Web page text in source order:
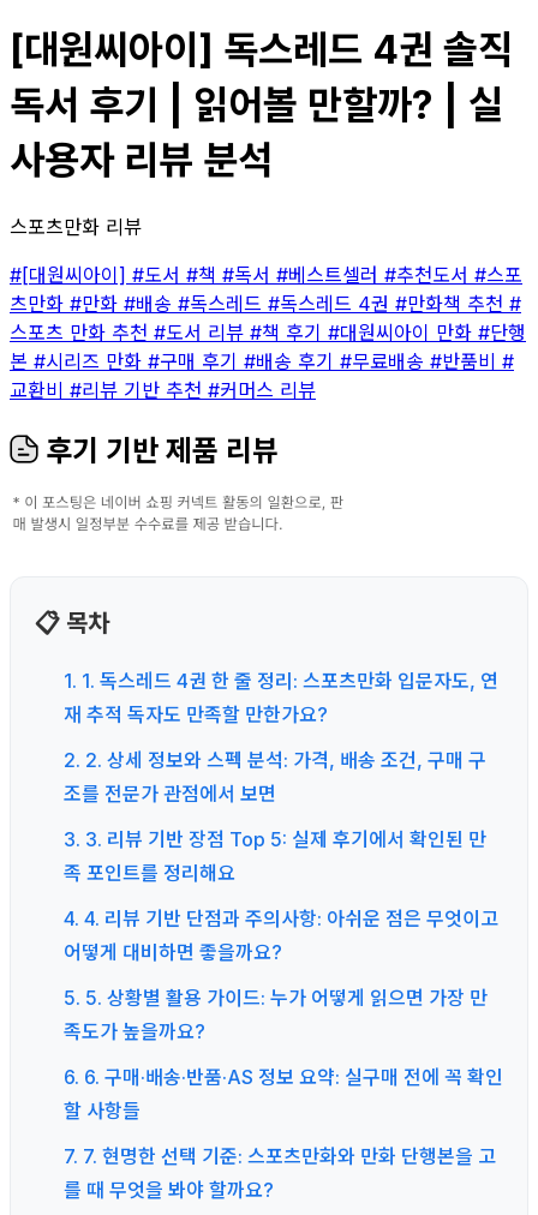
[대원씨아이] 독스레드 4권 솔직
독서 후기 | 읽어볼 만할까? | 실
사용자 리뷰 분석
스포츠만화 리뷰
#[대원씨아이] #도서 #책 #독서 #베스트셀러 #추천도서 #스포
츠만화 #만화 #배송 #독스레드 #독스레드 4권 #만화책 추천 #
스포츠 만화 추천 #도서 리뷰 #책 후기 #대원씨아이 만화 #단행
본 #시리즈 만화 #구매 후기 #배송 후기 #무료배송 #반품비 #
교환비 #리뷰 기반 추천 #커머스 리뷰
후기 기반 제품 리뷰
📋 목차
1. 1. 독스레드 4권 한 줄 정리: 스포츠만화 입문자도, 연
재 추적 독자도 만족할 만한가요?
2. 2. 상세 정보와 스펙 분석: 가격, 배송 조건, 구매 구
조를 전문가 관점에서 보면
3. 3. 리뷰 기반 장점 Top 5: 실제 후기에서 확인된 만
족 포인트를 정리해요
4. 4. 리뷰 기반 단점과 주의사항: 아쉬운 점은 무엇이고
어떻게 대비하면 좋을까요?
5. 5. 상황별 활용 가이드: 누가 어떻게 읽으면 가장 만
족도가 높을까요?
6. 6. 구매·배송·반품·AS 정보 요약: 실구매 전에 꼭 확인
할 사항들
7. 7. 현명한 선택 기준: 스포츠만화와 만화 단행본을 고
를 때 무엇을 봐야 할까요?